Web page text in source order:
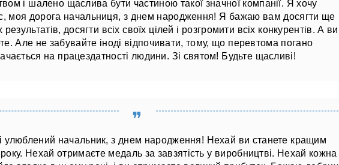
і шалено щаслива бути частиною такої значної компанії. Я хочу
моя дорога начальниця, з днем ​​народження! Я бажаю вам досягти ще
досягти всіх своїх цілей і розгромити всіх конкурентів. А ви
Але не забувайте іноді відпочивати, тому, що перевтома погано
на працездатності людини. Зі святом! Будьте щасливі!
улюблений начальник, з днем ​​народження! Нехай ви станете кращим
Нехай отримаєте медаль за завзятість у виробництві. Нехай кожна